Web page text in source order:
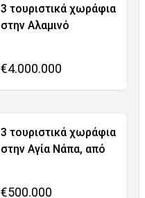
3 τουριστικά χωράφια
στην Αλαμινό
€4.000.000
3 τουριστικά χωράφια
στην Αγία Νάπα, από
€500.000